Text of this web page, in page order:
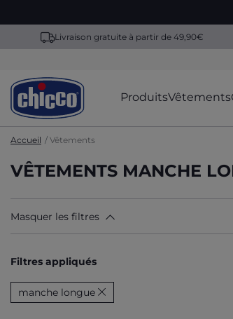
Livraison gratuite à partir de 49,90€
ProduitsVêtements
Accueil Vêtements
VÊTEMENTS MANCHE
Masquer les filtres
Filtres appliqués
manche longue